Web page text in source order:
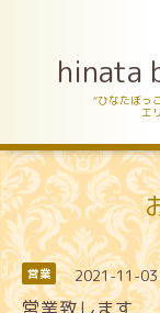
hinata
“ひなたぼっ
エ
営業 2021-11-03
営業致します